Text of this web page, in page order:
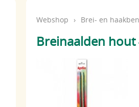
Webshop › Brei- en
Breinaalden